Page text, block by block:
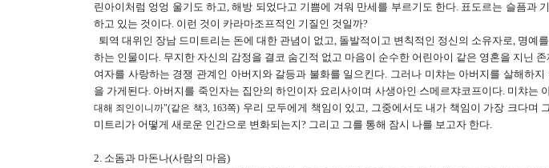
린아이처럼 엉엉 울기도 하고, 해방 되었다고 기쁨에 겨워 만세를 부르기도 한다. 표도르는 슬픔과
하고 있는 것이다. 이런 것이 카라마조프적인 기질인 것일까?
퇴역 대위인 장남 드미트리는 돈에 대한 관념이 없고, 돌발적이고 변칙적인 정신의 소유자로, 명예
하는 인물이다. 무지한 자신의 감정을 결코 숨긴적 없고 마음이 순수한 어린아이 같은 영혼을 지닌
여자를 사랑하는 경쟁 관계인 아버지와 갈등과 불화를 일으킨다. 그러나 미챠는 아버지를 살해하
을 가게된다. 아버지를 죽인자는 집안의 하인이자 요리사이며 사생아인 스메르쟈코프이다. 미챠는
대해 죄인이니까"(같은 책3, 163쪽) 우리 모두에게 책임이 있고, 그중에서도 내가 책임이 가장 크다며
미트리가 어떻게 새로운 인간으로 변화되는지? 그리고 그를 통해 잠시 나를 보고자 한다.
2. 소돔과 마돈나(사람의 마음)